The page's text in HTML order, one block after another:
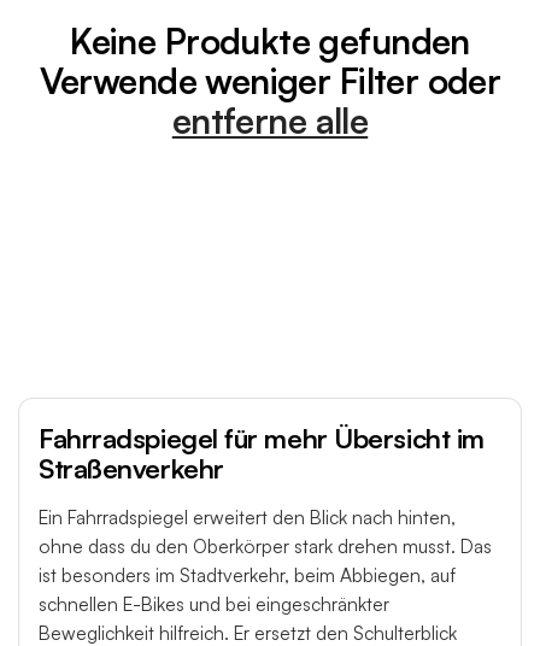
r
i
Keine Produkte gefunden
Verwende weniger Filter oder
entferne alle
Fahrradspiegel für mehr Übersicht im
Straßenverkehr
Ein Fahrradspiegel erweitert den Blick nach hinten,
ohne dass du den Oberkörper stark drehen musst. Das
ist besonders im Stadtverkehr, beim Abbiegen, auf
schnellen E-Bikes und bei eingeschränkter
Beweglichkeit hilfreich. Er ersetzt den Schulterblick